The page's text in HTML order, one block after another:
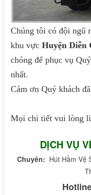
Chúng tôi có đội ngũ
khu vực Huyện Diễn
chóng để phục vụ
nhất.
Cảm ơn Quý khách
Mọi chi tiết vui lòng
DỊCH VỤ
Chuyên: Hút Hầm Vệ